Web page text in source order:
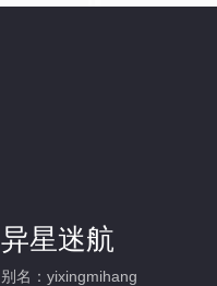
异星迷航
别名：yixingmihang